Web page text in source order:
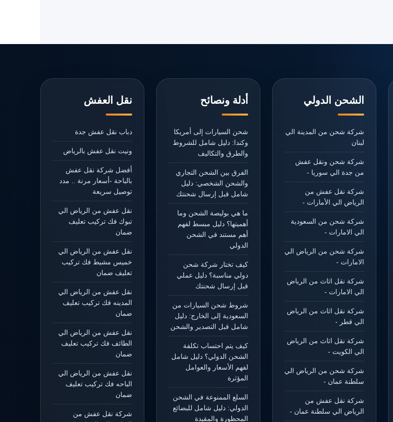
الشحن الدولي
شركة شحن من المدينة الي
لبنان
شركة شحن ونقل عفش
من جدة الي سوريا -
شركة نقل عفش من
الرياض الي الأمارات -
شركة شحن من السعودية
الي الامارات -
شركة شحن من الرياض الي
الامارات -
شركة نقل اثاث من الرياض
الي الامارات -
شركة نقل اثاث من الرياض
الي قطر -
شركة نقل اثاث من الرياض
الي الكويت -
شركة شحن من الرياض الي
سلطنة عمان -
شركة نقل عفش من
الرياض الي سلطنة عمان -
أدلة ونصائح
شحن السيارات إلى أمريكا
وكندا: دليل شامل للشروط
والطرق والتكاليف
الفرق بين الشحن التجاري
والشحن الشخصي: دليل
شامل قبل إرسال شحنتك
ما هي بوليصة الشحن وما
أهميتها؟ دليل مبسط لفهم
أهم مستند في الشحن
الدولي
كيف تختار شركة شحن
دولي مناسبة؟ دليل عملي
قبل إرسال شحنتك
شروط شحن السيارات من
السعودية إلى الخارج: دليل
شامل قبل التصدير والشحن
كيف يتم احتساب تكلفة
الشحن الدولي؟ دليل شامل
لفهم الأسعار والعوامل
المؤثرة
السلع الممنوعة في الشحن
الدولي: دليل شامل للبضائع
المحظورة والمقيدة
نقل العفش
دباب نقل عفش جدة
ونيت نقل عفش بالرياض
أفضل شركة نقل عفش
بالباحة -أسعار مرنة .. مدد
توصيل سريعة
نقل عفش من الرياض الي
تبوك فك تركيب تعليف
ضمان
نقل عفش من الرياض الي
خميس مشيط فك تركيب
تعليف ضمان
نقل عفش من الرياض الي
المدينه فك تركيب تعليف
ضمان
نقل عفش من الرياض الي
الطائف فك تركيب تعليف
ضمان
نقل عفش من الرياض الي
الباحه فك تركيب تعليف
ضمان
شركة نقل عفش من